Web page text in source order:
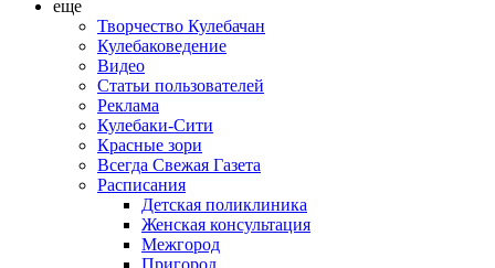
еще
Творчество Кулебачан
Кулебаковедение
Видео
Статьи пользователей
Реклама
Кулебаки-Сити
Красные зори
Всегда Свежая Газета
Расписания
Детская поликлиника
Женская консультация
Межгород